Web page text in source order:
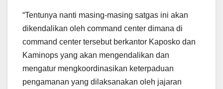
“Tentunya nanti masing-masing satgas ini akan
dikendalikan oleh command center dimana di
command center tersebut berkantor Kaposko dan
Kaminops yang akan mengendalikan dan
mengatur mengkoordinasikan keterpaduan
pengamanan yang dilaksanakan oleh jajaran